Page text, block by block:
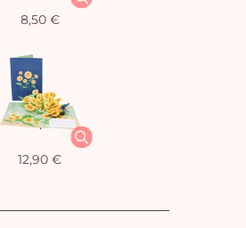
8,50 €
12,90 €